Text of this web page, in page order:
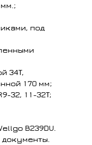
под
34T,
170 мм;
32, 11-32T;
B239DU.
документы.